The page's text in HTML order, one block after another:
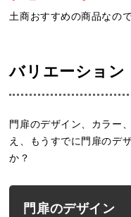
土商おすすめの商品なの
バリエーション
門扉のデザイン、カラー
え、もうすでに門扉のデ
か？
門扉のデザイン